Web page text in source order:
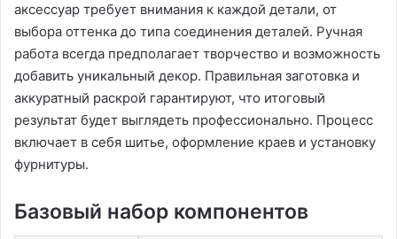
аксессуар требует внимания к каждой детали, от
выбора оттенка до типа соединения деталей. Ручная
работа всегда предполагает творчество и возможность
добавить уникальный декор. Правильная заготовка и
аккуратный раскрой гарантируют, что итоговый
результат будет выглядеть профессионально. Процесс
включает в себя шитье, оформление краев и установку
фурнитуры.
Базовый набор компонентов